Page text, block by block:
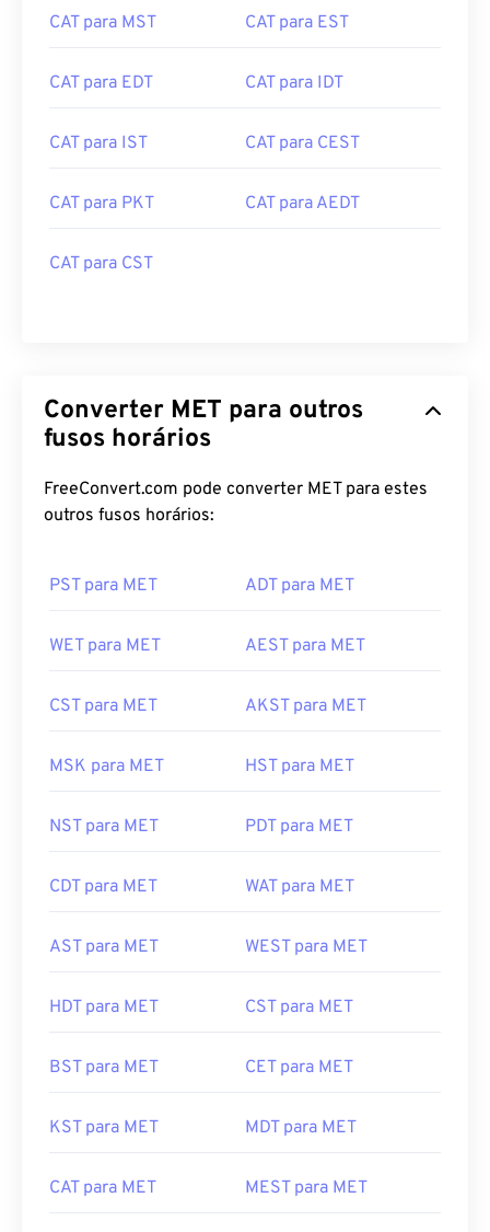
CAT para MST CAT para EST
CAT para EDT CAT para IDT
CAT para IST CAT para CEST
CAT para PKT CAT para AEDT
CAT para CST
Converter MET para outros
fusos horários
FreeConvert.com pode converter MET para estes
outros fusos horários:
PST para MET ADT para MET
WET para MET AEST para MET
CST para MET AKST para MET
MSK para MET HST para MET
NST para MET PDT para MET
CDT para MET WAT para MET
AST para MET WEST para MET
HDT para MET CST para MET
BST para MET CET para MET
KST para MET MDT para MET
CAT para MET MEST para MET